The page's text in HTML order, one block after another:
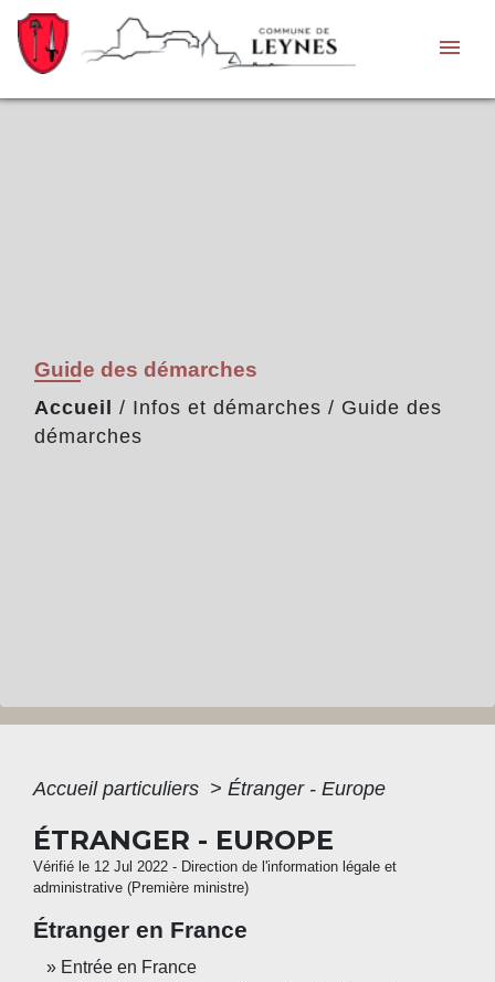
menu
Guide des démarches
Accueil / Infos et démarches / Guide des
démarches
Accueil particuliers > Étranger - Europe
ÉTRANGER - EUROPE
Vérifié le 12 Jul 2022 - Direction de l'information légale et
administrative (Première ministre)
Étranger en France
Entrée en France